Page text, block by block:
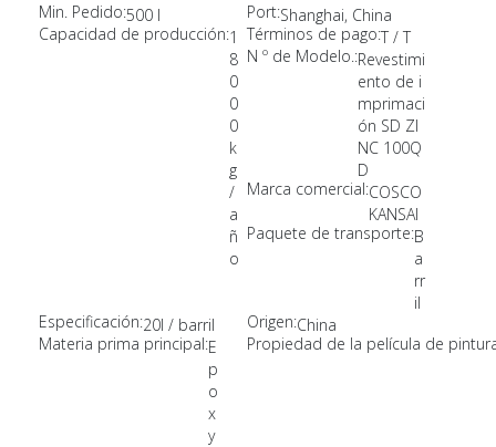
Min. Pedido:500 l Port:Shanghai, China
Capacidad de producción:1
8
0
0
0
k
g
/
a
ñ
o
Términos de pago:T / T
N º de Modelo.:Revestimi
ento de i
mprimaci
ón SD ZI
NC 100Q
D
Marca comercial:COSCO
KANSAI
Paquete de transporte:B
a
rr
il
Especificación:20l / barril Origen:China
Materia prima principal:E
p
o
x
y
Propiedad de la película de